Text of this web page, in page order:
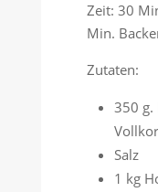
Zeit: 30
Min.
Zutaten:
350 g.
Salz
1 kg